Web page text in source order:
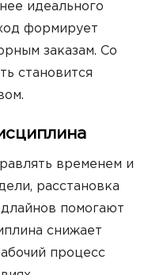
идеального
формирует
заказам. Со
становится
временем и
расстановка
помогают
снижает
процесс